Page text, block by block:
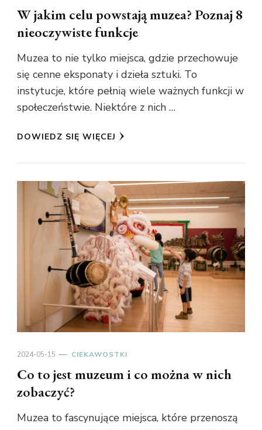
W jakim celu powstają muzea? Poznaj 8
nieoczywiste funkcje
Muzea to nie tylko miejsca, gdzie przechowuje
się cenne eksponaty i dzieła sztuki. To
instytucje, które pełnią wiele ważnych funkcji w
społeczeństwie. Niektóre z nich …
DOWIEDZ SIĘ WIĘCEJ
2024-05-15 CIEKAWOSTKI
Co to jest muzeum i co można w nich
zobaczyć?
Muzea to fascynujące miejsca, które przenoszą